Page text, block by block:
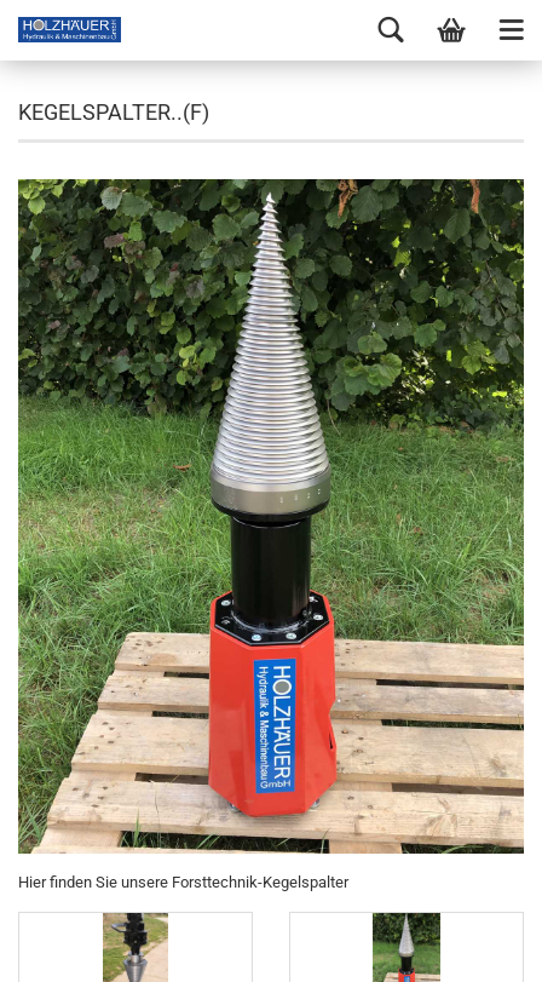
KEGELSPALTER..(F)
Hier finden Sie unsere Forsttechnik-Kegelspalter